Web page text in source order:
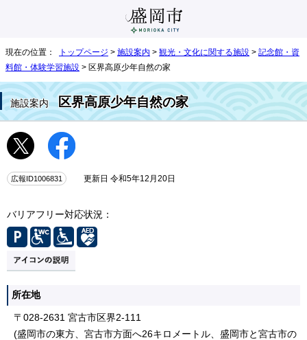
現在の位置： トップページ > 施設案内 > 観光・文化に関する施設 > 記念館・資
料館・体験学習施設 > 区界高原少年自然の家
施設案内 区界高原少年自然の家
広報ID1006831 更新日 令和5年12月20日
バリアフリー対応状況：
所在地
〒028-2631 宮古市区界2-111
(盛岡市の東方、宮古市方面へ26キロメートル、盛岡市と宮古市の